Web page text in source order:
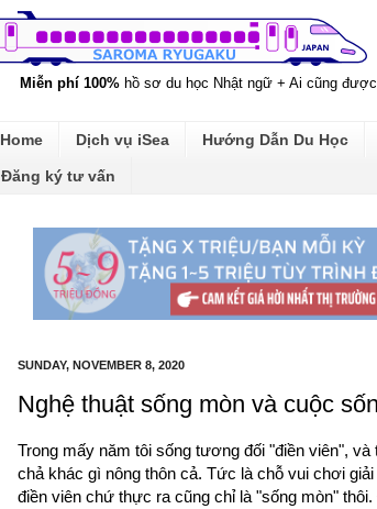
Miễn phí 100% hồ sơ du học Nhật ngữ + Ai cũng
Home Dịch vụ iSea Hướng Dẫn Du Học
Đăng ký tư vấn
SUNDAY, NOVEMBER 8, 2020
Nghệ thuật sống mòn và cuộc
Trong mấy năm tôi sống tương đối "điền viên",
chả khác gì nông thôn cả. Tức là chỗ vui chơi
điền viên chứ thực ra cũng chỉ là "sống mòn"